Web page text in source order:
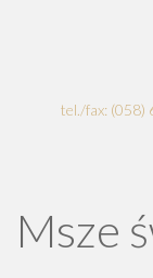
tel./fax: (058)
Msze